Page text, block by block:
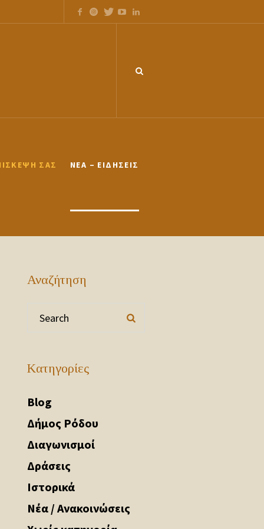
ΣΑΣ ΝΈΑ – ΕΙΔΉΣΕΙΣ
Αναζήτηση
Kατηγορίες
Blog
Δήμος Ρόδου
Διαγωνισμοί
Δράσεις
Ιστορικά
Νέα / Ανακοινώσεις